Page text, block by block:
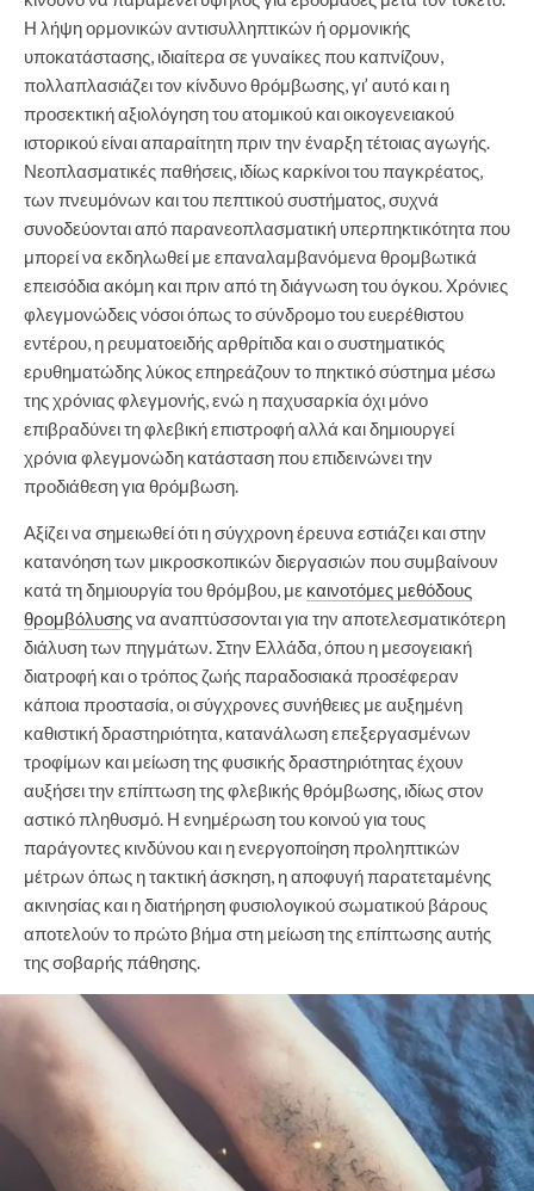
Η λήψη ορμονικών αντισυλληπτικών ή ορμονικής
υποκατάστασης, ιδιαίτερα σε γυναίκες που καπνίζουν,
πολλαπλασιάζει τον κίνδυνο θρόμβωσης, γι’ αυτό και η
προσεκτική αξιολόγηση του ατομικού και οικογενειακού
ιστορικού είναι απαραίτητη πριν την έναρξη τέτοιας αγωγής.
Νεοπλασματικές παθήσεις, ιδίως καρκίνοι του παγκρέατος,
των πνευμόνων και του πεπτικού συστήματος, συχνά
συνοδεύονται από παρανεοπλασματική υπερπηκτικότητα που
μπορεί να εκδηλωθεί με επαναλαμβανόμενα θρομβωτικά
επεισόδια ακόμη και πριν από τη διάγνωση του όγκου. Χρόνιες
φλεγμονώδεις νόσοι όπως το σύνδρομο του ευερέθιστου
εντέρου, η ρευματοειδής αρθρίτιδα και ο συστηματικός
ερυθηματώδης λύκος επηρεάζουν το πηκτικό σύστημα μέσω
της χρόνιας φλεγμονής, ενώ η παχυσαρκία όχι μόνο
επιβραδύνει τη φλεβική επιστροφή αλλά και δημιουργεί
χρόνια φλεγμονώδη κατάσταση που επιδεινώνει την
προδιάθεση για θρόμβωση.
Αξίζει να σημειωθεί ότι η σύγχρονη έρευνα εστιάζει και στην
κατανόηση των μικροσκοπικών διεργασιών που συμβαίνουν
κατά τη δημιουργία του θρόμβου, με καινοτόμες μεθόδους
θρομβόλυσηςνα αναπτύσσονται για την αποτελεσματικότερη
διάλυση των πηγμάτων. Στην Ελλάδα, όπου η μεσογειακή
διατροφή και ο τρόπος ζωής παραδοσιακά προσέφεραν
κάποια προστασία, οι σύγχρονες συνήθειες με αυξημένη
καθιστική δραστηριότητα, κατανάλωση επεξεργασμένων
τροφίμων και μείωση της φυσικής δραστηριότητας έχουν
αυξήσει την επίπτωση της φλεβικής θρόμβωσης, ιδίως στον
αστικό πληθυσμό. Η ενημέρωση του κοινού για τους
παράγοντες κινδύνου και η ενεργοποίηση προληπτικών
μέτρων όπως η τακτική άσκηση, η αποφυγή παρατεταμένης
ακινησίας και η διατήρηση φυσιολογικού σωματικού βάρους
αποτελούν το πρώτο βήμα στη μείωση της επίπτωσης αυτής
της σοβαρής πάθησης.